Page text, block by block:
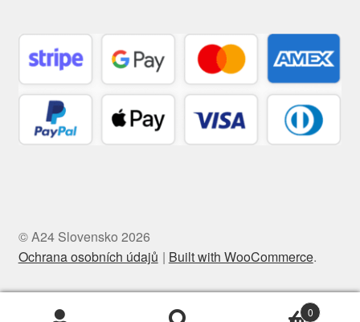
© A24 Slovensko 2026
Ochrana osobních údajů
Built with WooCommerce.
0